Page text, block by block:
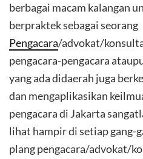
berbagai macam kalangan
berpraktek sebagai seorang
Pengacara/advokat/
pengacara-pengacara
yang ada didaerah juga
dan mengaplikasikan
pengacara di Jakarta
lihat hampir di setiap gang-
plang pengacara/advokat/